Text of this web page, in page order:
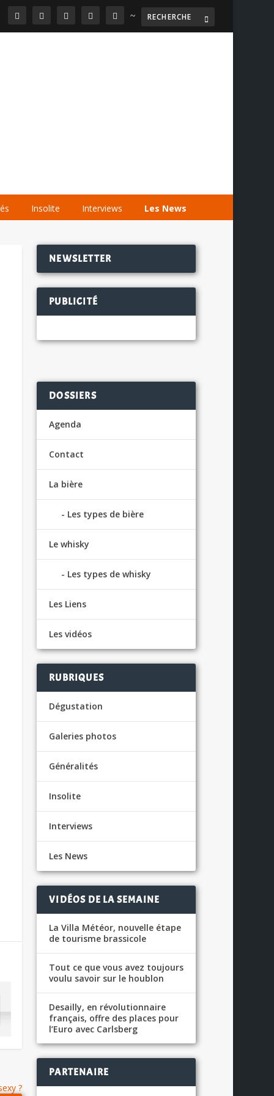
~
Insolite Interviews Les News
?
NEWSLETTER
PUBLICITÉ
DOSSIERS
Agenda
Contact
La bière
Les types de bière
Le whisky
Les types de whisky
Les Liens
Les vidéos
RUBRIQUES
Dégustation
Galeries photos
Généralités
Insolite
Interviews
Les News
VIDÉOS DE LA SEMAINE
La Villa Météor, nouvelle étape
de tourisme brassicole
Tout ce que vous avez toujours
voulu savoir sur le houblon
Desailly, en révolutionnaire
français, offre des places pour
l’Euro avec Carlsberg
PARTENAIRE